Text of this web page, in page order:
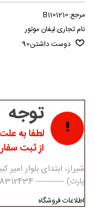
مرجع:B1101210
نام تجاری:لیفان موتور
دوست داشتن90
توجه
لطفا به
از ثبت
شیراز، ابتدای بلوار
پارت) ------------ 07138312434-5 - 09179250043
اطلاعات فروشگاه